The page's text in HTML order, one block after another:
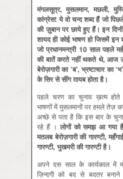
मंगलसूत्र,मुसलमान,मछली,
कांग्रेस!ये वो चन्द शब्द हैं जो
की ज़ुबान पर छाये हुए हैं। इन दिनों
शायद ही कोई भाषण हो जिसमें इन
जो प्रधानमन्त्री10साल पहले
की बातें करते नहीं थकते थे, आज
बेरोज़गारी का‘ब’,भ्रष्टाचार का‘भ
के सिर से सींग ग़ायब होता है।
पहले चरण का चुनाव ख़त्म होते
भाषणों में मुसलमानों पर हमले तेज़
अच्छे से पता है कि इस बार के
रहे हैं ।लोगों को समझ आ गया है
मतलब बेरोज़गारी की गारण्टी,
गारण्टी, भुखमरी की गारण्टी है।
अपने दस साल के कार्यकाल में
ज़िन्दगी को बद से बदतर